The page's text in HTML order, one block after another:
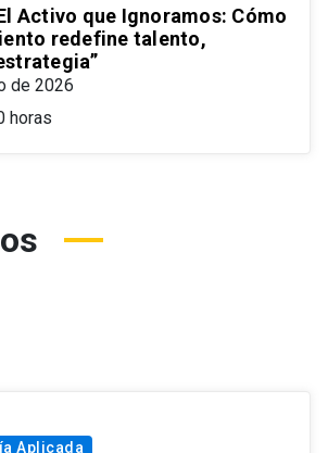
Activo que Ignoramos: Cómo
redefine talento,
de 2026
horas
Aplicada